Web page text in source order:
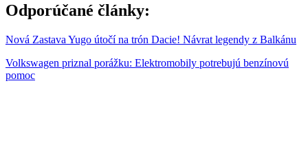
Odporúčané články:
Nová Zastava Yugo útočí na trón Dacie! Návrat legendy z Balkánu
Volkswagen priznal porážku: Elektromobily potrebujú benzínovú
pomoc